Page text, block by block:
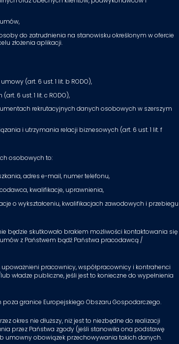
do zatrudnienia na stanowisku określonym w ofercie
złożenia aplikacji.
(art. 6 ust. 1 lit. b RODO),
6 ust. 1 lit. c RODO),
rekrutacyjnych danych osobowych w szerszym
i utrzymania relacji biznesowych (art. 6 ust. 1 lit. f
osobowych to:
adres e-mail, numer telefonu,
kwalifikacje, uprawnienia,
o wykształceniu, kwalifikacjach zawodowych i przebiegu
będzie skutkowało brakiem możliwości kontaktowania się
z Państwem bądź Państwa pracodawcą /
pracownicy, współpracownicy i kontrahenci
władze publiczne, jeśli jest to konieczne do wypełnienia
poza granice Europejskiego Obszaru Gospodarczego.
okres nie dłuższy, niż jest to niezbędne do realizacji
przez Państwa zgody (jeśli stanowiła ona podstawę
umowny obowiązek przechowywania takich danych.